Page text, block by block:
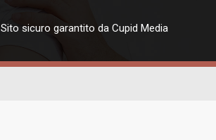
Sito sicuro garantito da Cupid Media